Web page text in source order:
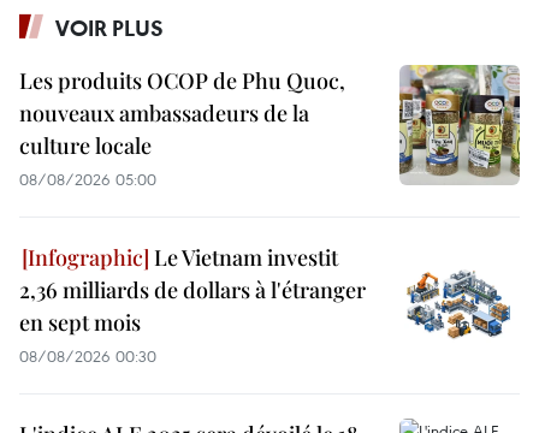
VOIR PLUS
Les produits OCOP de Phu Quoc,
nouveaux ambassadeurs de la
culture locale
08/08/2026 05:00
Le Vietnam investit
2,36 milliards de dollars à l'étranger
en sept mois
08/08/2026 00:30